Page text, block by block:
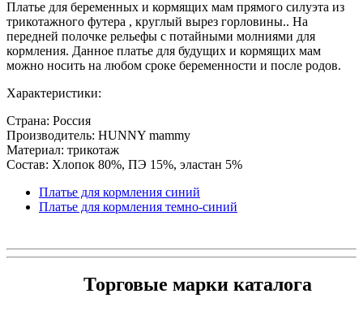
Платье для беременных и кормящих мам прямого силуэта из
трикотажного футера , круглый вырез горловины.. На
передней полочке рельефы с потайными молниями для
кормления. Данное платье для будущих и кормящих мам
можно носить на любом сроке беременности и после родов.
Характеристики:
Страна: Россия
Производитель: HUNNY mammy
Материал: трикотаж
Состав: Хлопок 80%, ПЭ 15%, эластан 5%
Платье для кормления синий
Платье для кормления темно-синий
Торговые марки каталога